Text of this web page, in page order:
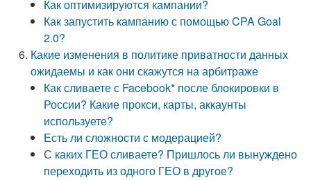
Как оптимизируются кампании?
Как запустить кампанию с помощью CPA Goal
2.0?
Какие изменения в политике приватности данных
ожидаемы и как они скажутся на арбитраже
Как сливаете с Facebook* после блокировки в
России? Какие прокси, карты, аккаунты
используете?
Есть ли сложности с модерацией?
С каких ГЕО сливаете? Пришлось ли вынуждено
переходить из одного ГЕО в другое?